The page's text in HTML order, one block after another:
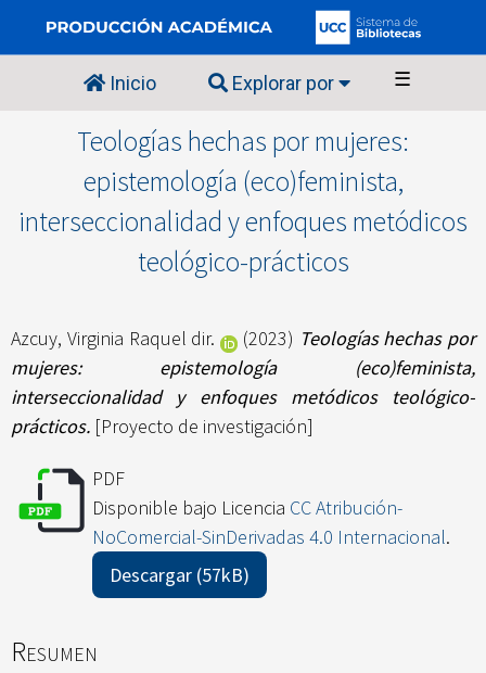
Inicio Explorar por ☰
Teologías hechas por mujeres:
epistemología (eco)feminista,
interseccionalidad y enfoques metódicos
teológico-prácticos
Azcuy, Virginia Raquel dir. (2023) Teologías hechas por
mujeres: epistemología (eco)feminista,
interseccionalidad y enfoques metódicos teológico-
prácticos. [Proyecto de investigación]
PDF
Disponible bajo Licencia CC Atribución-
NoComercial-SinDerivadas 4.0 Internacional.
Descargar (57kB)
Resumen